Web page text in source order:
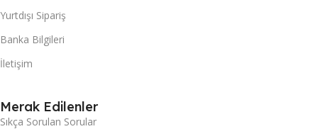
Yurtdışı Sipariş
Banka Bilgileri
İletişim
Merak Edilenler
Sıkça Sorulan Sorular